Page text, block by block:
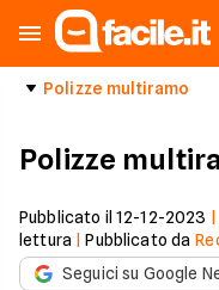
Polizze multiramo
Polizze
Pubblicato il 12-12-2023
lettura |Pubblicato da
Seguici su Google